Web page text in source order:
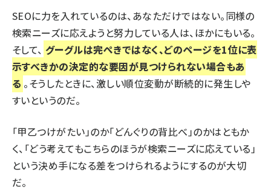
SEOに力を入れているのは、あなただけではない。同様の
検索ニーズに応えようと努力している人は、ほかにもいる。
そして、 グーグルは完ぺきではなく、どのページを1位に表
示すべきかの決定的な要因が見つけられない場合もあ
る 。そうしたときに、激しい順位変動が断続的に発生しや
すいというのだ。
「甲乙つけがたい」のか「どんぐりの背比べ」のかはともか
く、「どう考えてもこちらのほうが検索ニーズに応えている」
という決め手になる差をつけられるようにするのが大切
だ。